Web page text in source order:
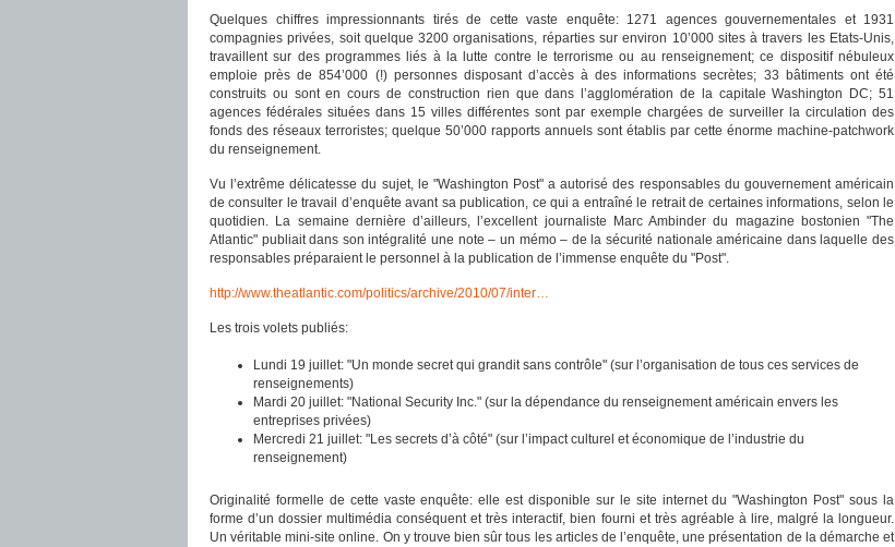
Quelques chiffres impressionnants tirés de cette vaste enquête: 1271 agences gouvernementales et 1931
compagnies privées, soit quelque 3200 organisations, réparties sur environ 10’000 sites à travers les Etats-Unis,
travaillent sur des programmes liés à la lutte contre le terrorisme ou au renseignement; ce dispositif nébuleux
emploie près de 854’000 (!) personnes disposant d’accès à des informations secrètes; 33 bâtiments ont été
construits ou sont en cours de construction rien que dans l’agglomération de la capitale Washington DC; 51
agences fédérales situées dans 15 villes différentes sont par exemple chargées de surveiller la circulation des
fonds des réseaux terroristes; quelque 50’000 rapports annuels sont établis par cette énorme machine-patchwork
du renseignement.
Vu l’extrême délicatesse du sujet, le "Washington Post" a autorisé des responsables du gouvernement américain
de consulter le travail d’enquête avant sa publication, ce qui a entraîné le retrait de certaines informations, selon le
quotidien. La semaine dernière d’ailleurs, l’excellent journaliste Marc Ambinder du magazine bostonien "The
Atlantic" publiait dans son intégralité une note – un mémo – de la sécurité nationale américaine dans laquelle des
responsables préparaient le personnel à la publication de l’immense enquête du "Post".
http://www.theatlantic.com/politics/archive/2010/07/inter…
Les trois volets publiés:
Lundi 19 juillet: "Un monde secret qui grandit sans contrôle" (sur l’organisation de tous ces services de
renseignements)
Mardi 20 juillet: "National Security Inc." (sur la dépendance du renseignement américain envers les
entreprises privées)
Mercredi 21 juillet: "Les secrets d’à côté" (sur l’impact culturel et économique de l’industrie du
renseignement)
Originalité formelle de cette vaste enquête: elle est disponible sur le site internet du "Washington Post" sous la
forme d’un dossier multimédia conséquent et très interactif, bien fourni et très agréable à lire, malgré la longueur.
Un véritable mini-site online. On y trouve bien sûr tous les articles de l’enquête, une présentation de la démarche et